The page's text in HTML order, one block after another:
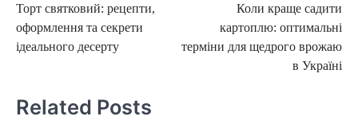
navigation
Торт святковий: рецепти,
оформлення та секрети
ідеального десерту
Коли краще садити
картоплю: оптимальні
терміни для щедрого врожаю
в Україні
Related Posts